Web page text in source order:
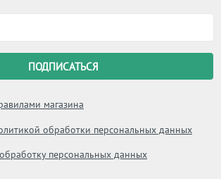
магазина
обработки персональных данных
обработку персональных данных